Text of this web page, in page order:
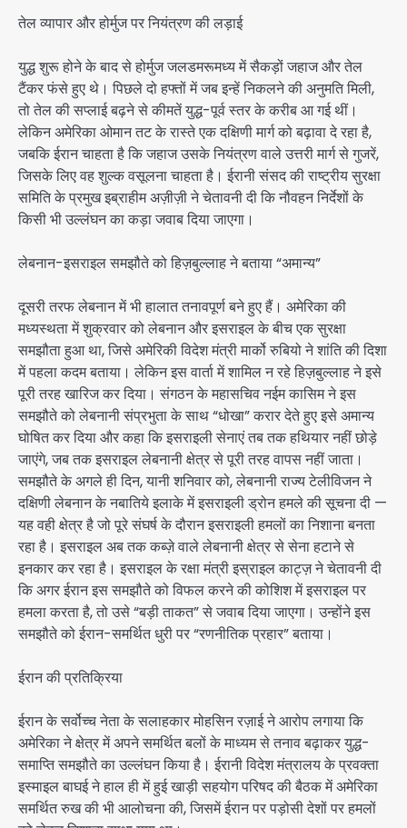
तेल व्यापार और होर्मुज पर नियंत्रण की लड़ाई
युद्ध शुरू होने के बाद से होर्मुज जलडमरूमध्य में सैकड़ों जहाज और तेल
टैंकर फंसे हुए थे। पिछले दो हफ्तों में जब इन्हें निकलने की अनुमति मिली,
तो तेल की सप्लाई बढ़ने से कीमतें युद्ध-पूर्व स्तर के करीब आ गई थीं।
लेकिन अमेरिका ओमान तट के रास्ते एक दक्षिणी मार्ग को बढ़ावा दे रहा है,
जबकि ईरान चाहता है कि जहाज उसके नियंत्रण वाले उत्तरी मार्ग से गुजरें,
जिसके लिए वह शुल्क वसूलना चाहता है। ईरानी संसद की राष्ट्रीय सुरक्षा
समिति के प्रमुख इब्राहीम अज़ीज़ी ने चेतावनी दी कि नौवहन निर्देशों के
किसी भी उल्लंघन का कड़ा जवाब दिया जाएगा।
लेबनान-इसराइल समझौते को हिज़बुल्लाह ने बताया “अमान्य”
दूसरी तरफ लेबनान में भी हालात तनावपूर्ण बने हुए हैं। अमेरिका की
मध्यस्थता में शुक्रवार को लेबनान और इसराइल के बीच एक सुरक्षा
समझौता हुआ था, जिसे अमेरिकी विदेश मंत्री मार्को रुबियो ने शांति की दिशा
में पहला कदम बताया। लेकिन इस वार्ता में शामिल न रहे हिज़बुल्लाह ने इसे
पूरी तरह खारिज कर दिया। संगठन के महासचिव नईम कासिम ने इस
समझौते को लेबनानी संप्रभुता के साथ “धोखा” करार देते हुए इसे अमान्य
घोषित कर दिया और कहा कि इसराइली सेनाएं तब तक हथियार नहीं छोड़े
जाएंगे, जब तक इसराइल लेबनानी क्षेत्र से पूरी तरह वापस नहीं जाता।
समझौते के अगले ही दिन, यानी शनिवार को, लेबनानी राज्य टेलीविजन ने
दक्षिणी लेबनान के नबातिये इलाके में इसराइली ड्रोन हमले की सूचना दी —
यह वही क्षेत्र है जो पूरे संघर्ष के दौरान इसराइली हमलों का निशाना बनता
रहा है। इसराइल अब तक कब्ज़े वाले लेबनानी क्षेत्र से सेना हटाने से
इनकार कर रहा है। इसराइल के रक्षा मंत्री इस्राइल काट्ज़ ने चेतावनी दी
कि अगर ईरान इस समझौते को विफल करने की कोशिश में इसराइल पर
हमला करता है, तो उसे “बड़ी ताकत” से जवाब दिया जाएगा। उन्होंने इस
समझौते को ईरान-समर्थित धुरी पर “रणनीतिक प्रहार” बताया।
ईरान की प्रतिक्रिया
ईरान के सर्वोच्च नेता के सलाहकार मोहसिन रज़ाई ने आरोप लगाया कि
अमेरिका ने क्षेत्र में अपने समर्थित बलों के माध्यम से तनाव बढ़ाकर युद्ध-
समाप्ति समझौते का उल्लंघन किया है। ईरानी विदेश मंत्रालय के प्रवक्ता
इस्माइल बाघई ने हाल ही में हुई खाड़ी सहयोग परिषद की बैठक में अमेरिका
समर्थित रुख की भी आलोचना की, जिसमें ईरान पर पड़ोसी देशों पर हमलों